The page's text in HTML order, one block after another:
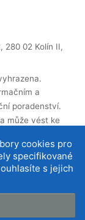
280 02 Kolín II,
a
poradenství.
může vést ke
přes ně
můžeme web
vás to nemá
cookies pro
specifikované
s jejich